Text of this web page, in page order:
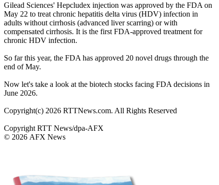
Gilead Sciences' Hepcludex injection was approved by the FDA on
May 22 to treat chronic hepatitis delta virus (HDV) infection in
adults without cirrhosis (advanced liver scarring) or with
compensated cirrhosis. It is the first FDA-approved treatment for
chronic HDV infection.
So far this year, the FDA has approved 20 novel drugs through the
end of May.
Now let's take a look at the biotech stocks facing FDA decisions in
June 2026.
Copyright(c) 2026 RTTNews.com. All Rights Reserved
Copyright RTT News/dpa-AFX
© 2026 AFX News